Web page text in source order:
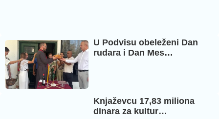
U Podvisu obeleženi Dan
rudara i Dan Mes…
Knjaževcu 17,83 miliona
dinara za kultur…